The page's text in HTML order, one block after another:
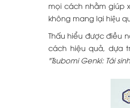
mọi cách nhằm giúp
không mang lại hiệu
Thấu hiểu được điều
cách hiệu quả, dựa
"Tsubomi Genki: Tái